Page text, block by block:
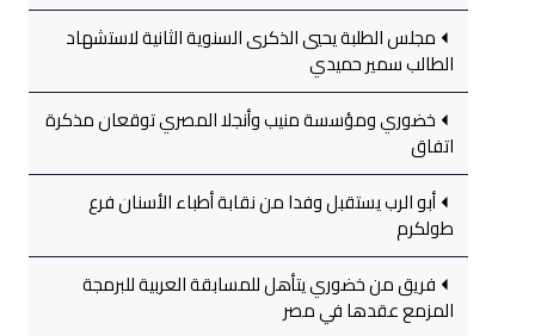
مجلس الطلبة يحيي الذكرى السنوية الثانية لاستشهاد
الطالب سمير حميدي
خضوري ومؤسسة منيب وأنجلا المصري توقعان مذكرة
اتفاق
أبو الرب يستقبل وفدا من نقابة أطباء الأسنان فرع
طولكرم
فريق من خضوري يتأهل للمسابقة العربية للبرمجة
المزمع عقدها في مصر